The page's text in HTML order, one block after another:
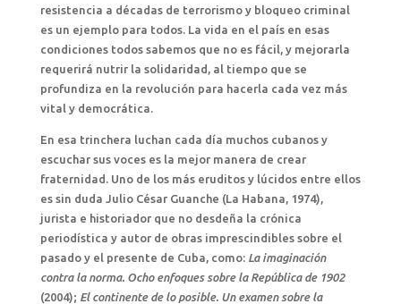
resistencia a décadas de terrorismo y bloqueo criminal
es un ejemplo para todos. La vida en el país en esas
condiciones todos sabemos que no es fácil, y mejorarla
requerirá nutrir la solidaridad, al tiempo que se
profundiza en la revolución para hacerla cada vez más
vital y democrática.
En esa trinchera luchan cada día muchos cubanos y
escuchar sus voces es la mejor manera de crear
fraternidad. Uno de los más eruditos y lúcidos entre ellos
es sin duda Julio César Guanche (La Habana, 1974),
jurista e historiador que no desdeña la crónica
periodística y autor de obras imprescindibles sobre el
pasado y el presente de Cuba, como: La imaginación
contra la norma. Ocho enfoques sobre la República de 1902
(2004); El continente de lo posible. Un examen sobre la